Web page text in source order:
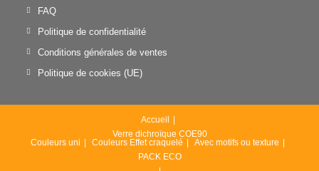
FAQ
Politique de confidentialité
Conditions générales de ventes
Politique de cookies (UE)
Accueil
Verre dichroïque COE90
Couleurs uni
Couleurs Effet craquelé
Avec motifs ou texture
PACK ECO